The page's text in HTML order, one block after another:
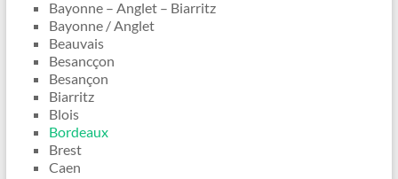
Bayonne – Anglet – Biarritz
Bayonne / Anglet
Beauvais
Besancçon
Besançon
Biarritz
Blois
Bordeaux
Brest
Caen